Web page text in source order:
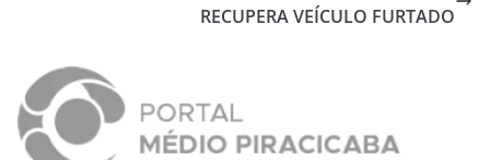
RECUPERA VEÍCULO FURTADO